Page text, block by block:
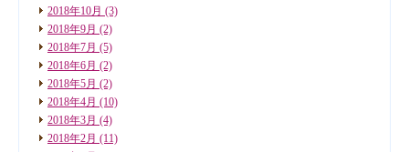
2018年10月 (3)
2018年9月 (2)
2018年7月 (5)
2018年6月 (2)
2018年5月 (2)
2018年4月 (10)
2018年3月 (4)
2018年2月 (11)